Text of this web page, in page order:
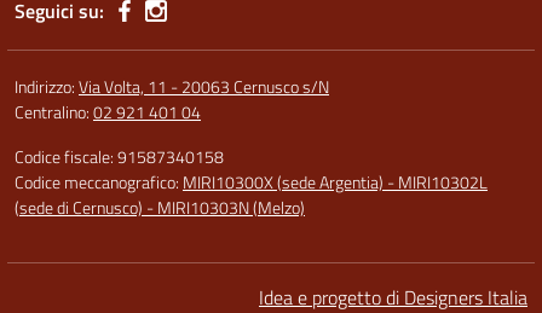
Seguici su:
Indirizzo:Via Volta, 11 - 20063 Cernusco s/N
Centralino:02 921 401 04
Codice fiscale: 91587340158
Codice meccanografico: MIRI10300X (sede Argentia) - MIRI10302L
(sede di Cernusco) - MIRI10303N (Melzo)
Idea e progetto di Designers Italia